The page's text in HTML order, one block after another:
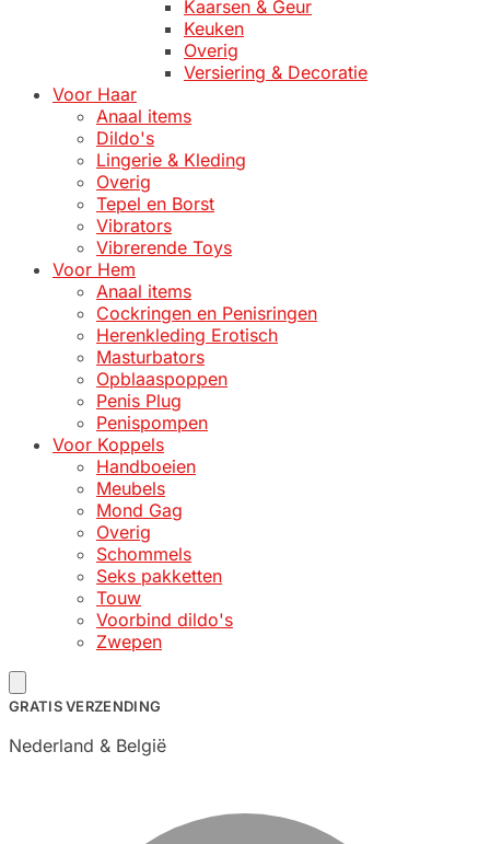
Kaarsen & Geur
Keuken
Overig
Versiering & Decoratie
Voor Haar
Anaal items
Dildo's
Lingerie & Kleding
Overig
Tepel en Borst
Vibrators
Vibrerende Toys
Voor Hem
Anaal items
Cockringen en Penisringen
Herenkleding Erotisch
Masturbators
Opblaaspoppen
Penis Plug
Penispompen
Voor Koppels
Handboeien
Meubels
Mond Gag
Overig
Schommels
Seks pakketten
Touw
Voorbind dildo's
Zwepen
GRATIS VERZENDING
Nederland & België